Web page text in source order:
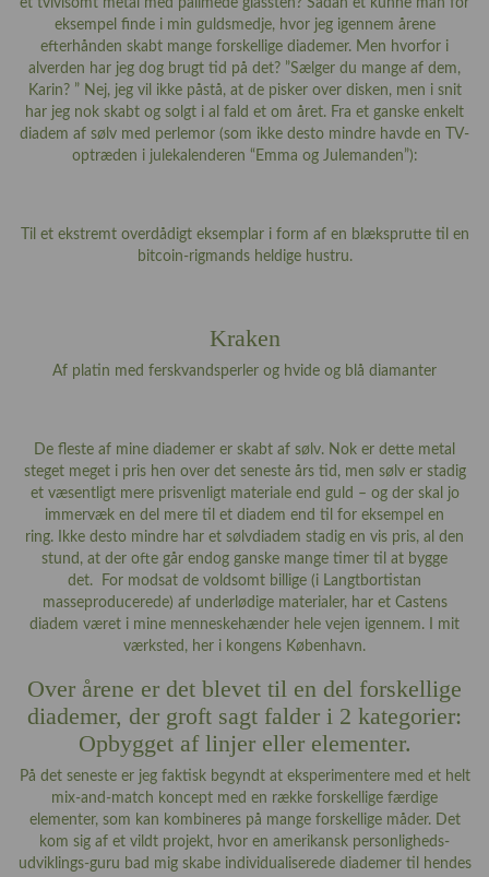
et tvivlsomt metal med pålimede glassten? Sådan et kunne man for
eksempel finde i min guldsmedje, hvor jeg igennem årene
efterhånden skabt mange forskellige diademer. Men hvorfor i
alverden har jeg dog brugt tid på det? ”Sælger du mange af dem,
Karin? ” Nej, jeg vil ikke påstå, at de pisker over disken, men i snit
har jeg nok skabt og solgt i al fald et om året. Fra et ganske enkelt
diadem af sølv med perlemor (som ikke desto mindre havde en TV-
optræden i julekalenderen “Emma og Julemanden”):
Til et ekstremt overdådigt eksemplar i form af en blæksprutte til en
bitcoin-rigmands heldige hustru.
Kraken
Af platin med ferskvandsperler og hvide og blå diamanter
De fleste af mine diademer er skabt af sølv. Nok er dette metal
steget meget i pris hen over det seneste års tid, men sølv er stadig
et væsentligt mere prisvenligt materiale end guld – og der skal jo
immervæk en del mere til et diadem end til for eksempel en
ring. Ikke desto mindre har et sølvdiadem stadig en vis pris, al den
stund, at der ofte går endog ganske mange timer til at bygge
det. For modsat de voldsomt billige (i Langtbortistan
masseproducerede) af underlødige materialer, har et Castens
diadem været i mine menneskehænder hele vejen igennem. I mit
værksted, her i kongens København.
Over årene er det blevet til en del forskellige
diademer, der groft sagt falder i 2 kategorier:
Opbygget af linjer eller elementer.
På det seneste er jeg faktisk begyndt at eksperimentere med et helt
mix-and-match koncept med en række forskellige færdige
elementer, som kan kombineres på mange forskellige måder. Det
kom sig af et vildt projekt, hvor en amerikansk personligheds-
udviklings-guru bad mig skabe individualiserede diademer til hendes